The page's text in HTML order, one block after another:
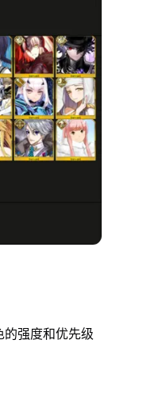
强度和优先级